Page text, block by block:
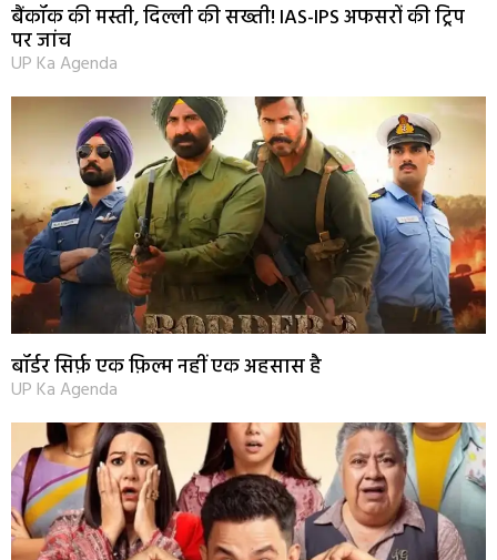
बैंकॉक की मस्ती, दिल्ली की सख्ती! IAS-IPS अफसरों की ट्रिप
पर जांच
UP Ka Agenda
बॉर्डर सिर्फ़ एक फ़िल्म नहीं एक अहसास है
UP Ka Agenda